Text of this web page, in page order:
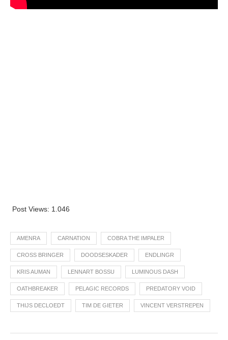
Post Views: 1.046
AMENRA CARNATION COBRA THE IMPALER
CROSS BRINGER DOODSESKADER ENDLINGR
KRIS AUMAN LENNART BOSSU LUMINOUS DASH
OATHBREAKER PELAGIC RECORDS PREDATORY VOID
THIJS DECLOEDT TIM DE GIETER VINCENT VERSTREPEN